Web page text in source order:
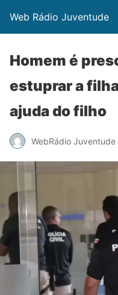
Web Rádio Juventude
Homem é
estuprar a
ajuda do filho
WebRádio Juventude